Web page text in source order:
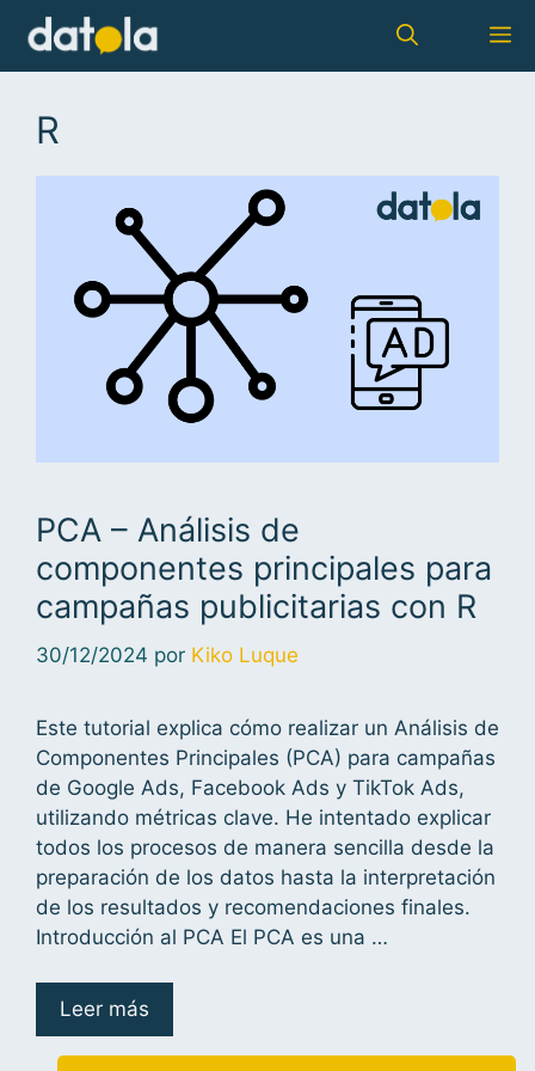
R
PCA – Análisis de
componentes principales para
campañas publicitarias con R
30/12/2024 por Kiko Luque
Este tutorial explica cómo realizar un Análisis de
Componentes Principales (PCA) para campañas
de Google Ads, Facebook Ads y TikTok Ads,
utilizando métricas clave. He intentado explicar
todos los procesos de manera sencilla desde la
preparación de los datos hasta la interpretación
de los resultados y recomendaciones finales.
Introducción al PCA El PCA es una …
Leer más